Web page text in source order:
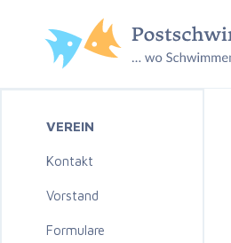
VEREIN
Kontakt
Vorstand
Formulare